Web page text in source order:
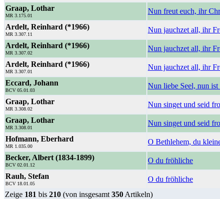
Graap, Lothar
MR 3.175.01
Nun freut euch, ihr
Ardelt, Reinhard (*1966)
MR 3.307.11
Nun jauchzet all, ihr
Ardelt, Reinhard (*1966)
MR 3.307.02
Nun jauchzet all, ihr
Ardelt, Reinhard (*1966)
MR 3.307.01
Nun jauchzet all, ihr
Eccard, Johann
BCV 05.01.03
Nun liebe Seel, nun ist
Graap, Lothar
MR 3.308.02
Nun singet und seid
Graap, Lothar
MR 3.308.01
Nun singet und seid
Hofmann, Eberhard
MR 1.035.00
O Bethlehem, du
Becker, Albert (1834-1899)
BCV 02.01.12
O du fröhliche
Rauh, Stefan
BCV 18.01.05
O du fröhliche
Zeige 181 bis 210 (von insgesamt 350 Artikeln)